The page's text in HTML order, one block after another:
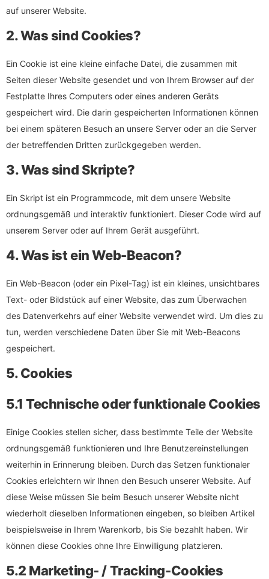
auf unserer Website.
2. Was sind Cookies?
Ein Cookie ist eine kleine einfache Datei, die zusammen mit
Seiten dieser Website gesendet und von Ihrem Browser auf der
Festplatte Ihres Computers oder eines anderen Geräts
gespeichert wird. Die darin gespeicherten Informationen können
bei einem späteren Besuch an unsere Server oder an die Server
der betreffenden Dritten zurückgegeben werden.
3. Was sind Skripte?
Ein Skript ist ein Programmcode, mit dem unsere Website
ordnungsgemäß und interaktiv funktioniert. Dieser Code wird auf
unserem Server oder auf Ihrem Gerät ausgeführt.
4. Was ist ein Web-Beacon?
Ein Web-Beacon (oder ein Pixel-Tag) ist ein kleines, unsichtbares
Text- oder Bildstück auf einer Website, das zum Überwachen
des Datenverkehrs auf einer Website verwendet wird. Um dies zu
tun, werden verschiedene Daten über Sie mit Web-Beacons
gespeichert.
5. Cookies
5.1 Technische oder funktionale Cookies
Einige Cookies stellen sicher, dass bestimmte Teile der Website
ordnungsgemäß funktionieren und Ihre Benutzereinstellungen
weiterhin in Erinnerung bleiben. Durch das Setzen funktionaler
Cookies erleichtern wir Ihnen den Besuch unserer Website. Auf
diese Weise müssen Sie beim Besuch unserer Website nicht
wiederholt dieselben Informationen eingeben, so bleiben Artikel
beispielsweise in Ihrem Warenkorb, bis Sie bezahlt haben. Wir
können diese Cookies ohne Ihre Einwilligung platzieren.
5.2 Marketing- / Tracking-Cookies